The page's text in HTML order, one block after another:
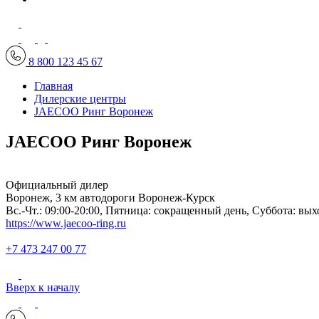
8 800 123 45 67
Главная
Дилерские центры
JAEСOO Ринг Воронеж
JAEСOO Ринг Воронеж
Официальный дилер
Воронеж, 3 км автодороги Воронеж-Курск
Вс.-Чт.: 09:00-20:00, Пятница: сокращенный день, Суббота:
https://www.jaecoo-ring.ru
+7 473 247 00 77
Вверх к началу